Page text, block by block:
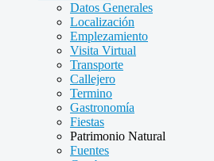
Datos Generales
Localización
Emplezamiento
Visita Virtual
Transporte
Callejero
Termino
Gastronomía
Fiestas
Patrimonio Natural
Fuentes